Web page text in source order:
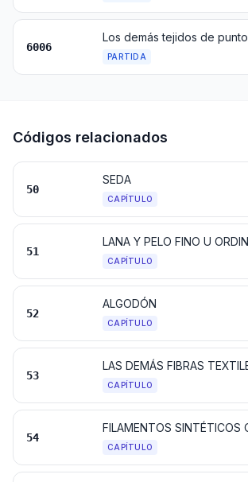
6006
Los demás tejidos de punto
PARTIDA
Códigos relacionados
50
SEDA
CAPÍTULO
51
CAPÍTULO
52
ALGODÓN
CAPÍTULO
53
CAPÍTULO
54
CAPÍTULO